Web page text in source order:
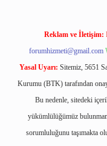
Reklam ve İletişim:
forumhizmeti@gmail.com
Yasal Uyarı: Sitemiz, 5651
Kurumu (BTK) tarafından
Bu nedenle, sitedeki
yükümlülüğümüz
sorumluluğunu taşımakta